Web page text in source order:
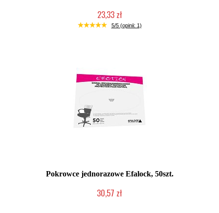
23,33 zł
Duża ilość (wysyłka w 24h)
5/5 (opinii: 1)
Pokrowce jednorazowe Efalock, 50szt.
30,57 zł